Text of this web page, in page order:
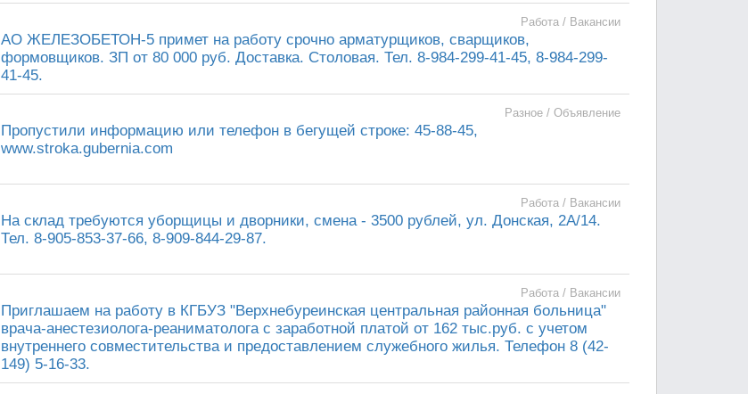
Работа / Вакансии
АО ЖЕЛЕЗОБЕТОН-5 примет на работу срочно арматурщиков, сварщиков,
формовщиков. ЗП от 80 000 руб. Доставка. Столовая. Тел. 8-984-299-41-45, 8-984-299-
41-45.
Разное / Объявление
Пропустили информацию или телефон в бегущей строке: 45-88-45,
www.stroka.gubernia.com
Работа / Вакансии
На склад требуются уборщицы и дворники, смена - 3500 рублей, ул. Донская, 2А/14.
Тел. 8-905-853-37-66, 8-909-844-29-87.
Работа / Вакансии
Приглашаем на работу в КГБУЗ "Верхнебуреинская центральная районная больница"
врача-анестезиолога-реаниматолога с заработной платой от 162 тыс.руб. с учетом
внутреннего совместительства и предоставлением служебного жилья. Телефон 8 (42-
149) 5-16-33.